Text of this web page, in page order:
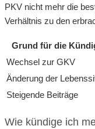
PKV nicht mehr die
Verhältnis zu den
Grund für die
Wechsel zur GKV
Änderung der
Steigende Beiträge
Wie kündige ich